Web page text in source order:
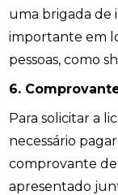
uma brigada de
importante em
pessoas, como
6.
Para solicitar a
necessário
comprovante
apresentado